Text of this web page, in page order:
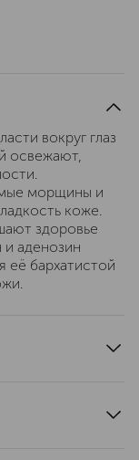
вокруг глаз
освежают,
морщины и
коже.
здоровье
и аденозин
её бархатистой